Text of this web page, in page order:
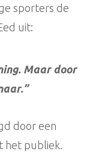
sporters de
uit:
Maar door
door een
het publiek.